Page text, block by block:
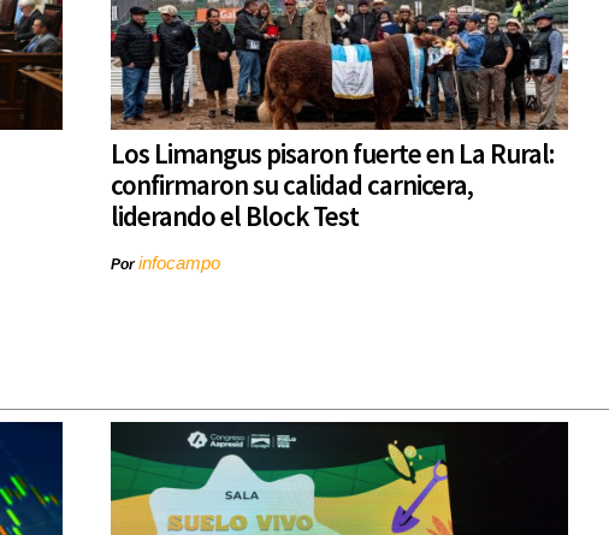
Los Limangus pisaron fuerte en La Rural:
confirmaron su calidad carnicera,
liderando el Block Test
Porinfocampo